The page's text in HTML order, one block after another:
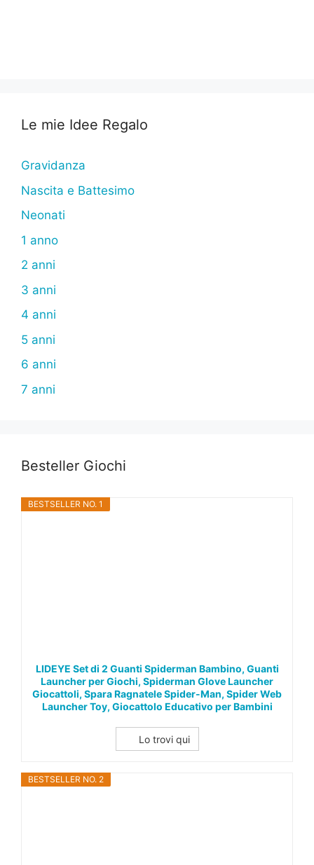
Le mie Idee Regalo
Gravidanza
Nascita e Battesimo
Neonati
1 anno
2 anni
3 anni
4 anni
5 anni
6 anni
7 anni
Besteller Giochi
BESTSELLER NO. 1
LIDEYE Set di 2 Guanti Spiderman Bambino, Guanti
Launcher per Giochi, Spiderman Glove Launcher
Giocattoli, Spara Ragnatele Spider-Man, Spider Web
Launcher Toy, Giocattolo Educativo per Bambini
Lo trovi qui
BESTSELLER NO. 2